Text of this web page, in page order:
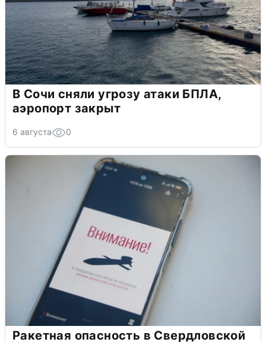
В Сочи сняли угрозу атаки БПЛА,
аэропорт закрыт
6 августа 0
Ракетная опасность в Свердловской